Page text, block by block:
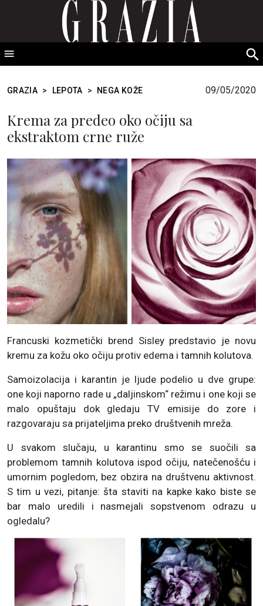
GRAZIA Srbija
GRAZIA > LEPOTA > NEGA KOŽE 09/05/2020
Krema za predeo oko očiju sa
ekstraktom crne ruže
Francuski kozmetički brend Sisley predstavio je novu
kremu za kožu oko očiju protiv edema i tamnih kolutova.
Samoizolacija i karantin je ljude podelio u dve grupe:
one koji naporno rade u „daljinskom“ režimu i one koji se
malo opuštaju dok gledaju TV emisije do zore i
razgovaraju sa prijateljima preko društvenih mreža.
U svakom slučaju, u karantinu smo se suočili sa
problemom tamnih kolutova ispod očiju, natečenošću i
umornim pogledom, bez obzira na društvenu aktivnost.
S tim u vezi, pitanje: šta staviti na kapke kako biste se
bar malo uredili i nasmejali sopstvenom odrazu u
ogledalu?